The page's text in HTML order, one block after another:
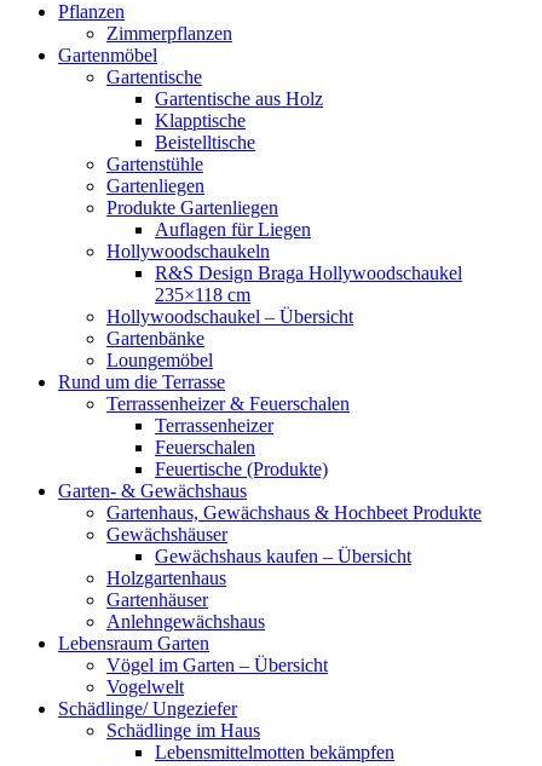
Pflanzen
Zimmerpflanzen
Gartenmöbel
Gartentische
Gartentische aus Holz
Klapptische
Beistelltische
Gartenstühle
Gartenliegen
Produkte Gartenliegen
Auflagen für Liegen
Hollywoodschaukeln
R&S Design Braga Hollywoodschaukel
235×118 cm
Hollywoodschaukel – Übersicht
Gartenbänke
Loungemöbel
Rund um die Terrasse
Terrassenheizer & Feuerschalen
Terrassenheizer
Feuerschalen
Feuertische (Produkte)
Garten- & Gewächshaus
Gartenhaus, Gewächshaus & Hochbeet Produkte
Gewächshäuser
Gewächshaus kaufen – Übersicht
Holzgartenhaus
Gartenhäuser
Anlehngewächshaus
Lebensraum Garten
Vögel im Garten – Übersicht
Vogelwelt
Schädlinge/ Ungeziefer
Schädlinge im Haus
Lebensmittelmotten bekämpfen